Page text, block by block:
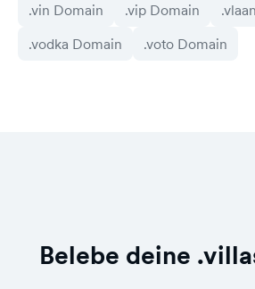
.vin Domain
.vip Domain
.vodka Domain
.voto Domain
Belebe deine